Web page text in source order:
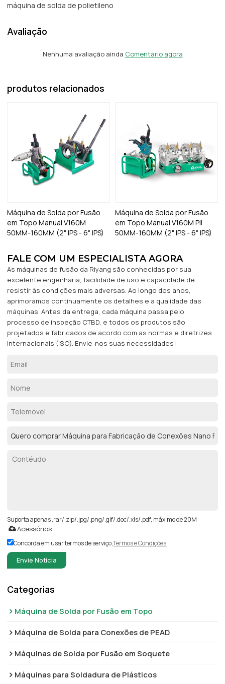
máquina de solda de polietileno
Avaliação
Nenhuma avaliação ainda Comentário agora
produtos relacionados
Máquina de Solda por Fusão
em Topo Manual V160M
50MM-160MM (2" IPS - 6" IPS)
Máquina de Solda por Fusão
em Topo Manual V160M PII
50MM-160MM (2" IPS - 6" IPS)
FALE COM UM ESPECIALISTA AGORA
As máquinas de fusão da Riyang são conhecidas por sua
excelente engenharia, facilidade de uso e capacidade de
resistir às condições mais adversas. Ao longo dos anos,
aprimoramos continuamente os detalhes e a qualidade das
máquinas. Antes da entrega, cada máquina passa pelo
processo de inspeção CTBD, e todos os produtos são
projetados e fabricados de acordo com as normas e diretrizes
internacionais (ISO). Envie-nos suas necessidades!
Suporta apenas .rar/.zip/.jpg/.png/.gif/.doc/.xls/.pdf, máximo de 20M
Acessórios
Concorda em usar termos de serviço,Termos e Condições
Envie Notícia
Categorias
Máquina de Solda por Fusão em Topo
Máquina de Solda para Conexões de PEAD
Máquinas de Solda por Fusão em Soquete
Máquinas para Soldadura de Plásticos